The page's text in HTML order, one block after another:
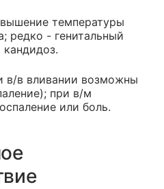
температуры
редко - генитальный
кандидоз.
в/в вливании возможны
при в/м
или боль.